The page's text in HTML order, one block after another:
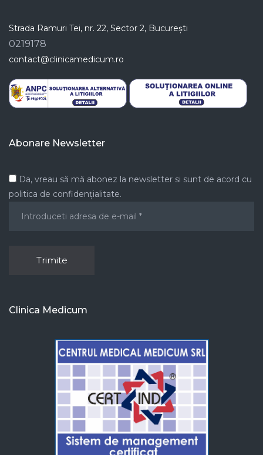
Strada Ramuri Tei, nr. 22, Sector 2, București
0219178
contact@clinicamedicum.ro
Abonare Newsletter
Da, vreau să mă abonez la newsletter si sunt de acord cu
politica de confidențialitate.
Clinica Medicum